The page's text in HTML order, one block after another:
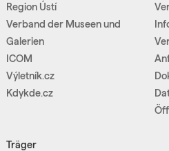
Region Ústí
Verband der Museen und
Galerien
ICOM
Výletník.cz
Kdykde.cz
Träger